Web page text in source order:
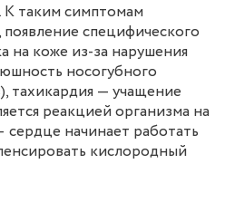
К таким симптомам
специфического
на коже из-за нарушения
носогубного
тахикардия — учащение
реакцией организма на
начинает работать
кислородный